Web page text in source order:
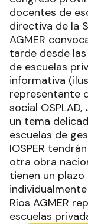
docentes de
directiva de la
AGMER
tarde desde
de escuelas
informativa
representante
social
un tema
escuelas de
IOSPER
otra obra
tienen un
Ríos AGMER
escuelas